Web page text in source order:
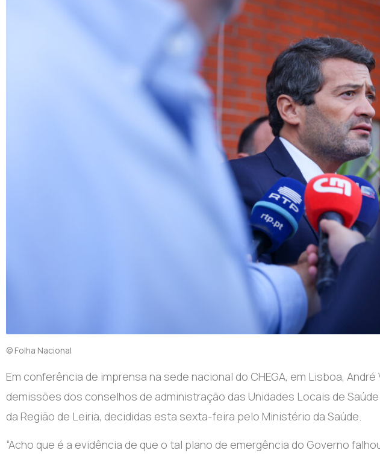
© Folha Nacional
Em conferência de imprensa na sede nacional do CHEGA, em Lisboa,
demissões dos conselhos de administração das Unidades Locais de
da Região de Leiria, decididas esta sexta-feira pelo Ministério da Saúde.
“Acho que é a evidência de que o tal plano de emergência do Governo